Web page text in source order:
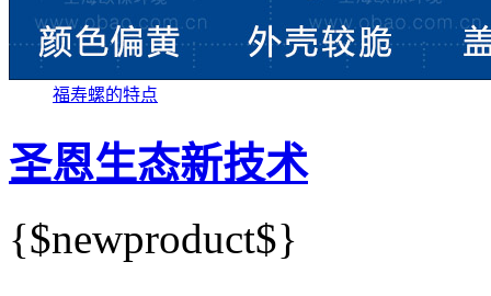
福寿螺的特点
圣恩生态新技术
{$newproduct$}